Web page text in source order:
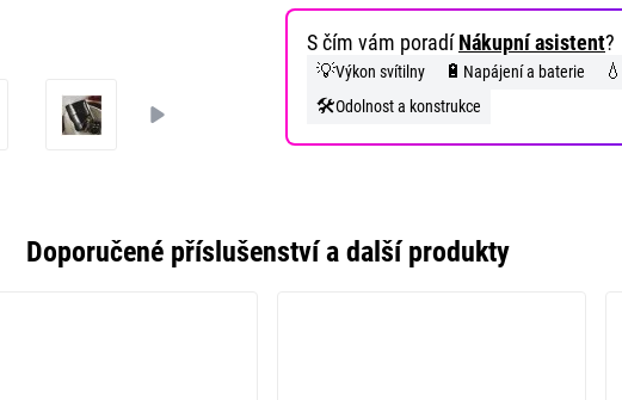
S čím vám poradíNákupní asistent?
💡Výkon svítilny 🔋 Napájení a baterie 💧
🛠️Odolnost a konstrukce
Doporučené příslušenství a další produkty